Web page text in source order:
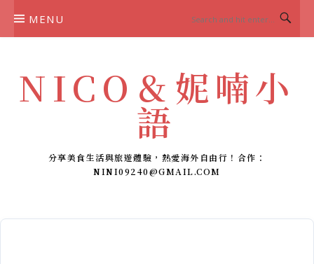
MENU
NICO＆妮喃小
語
分享美食生活與旅遊體驗，熱愛海外自由行！合作：
NINI09240@GMAIL.COM